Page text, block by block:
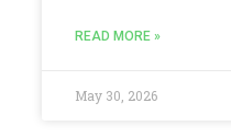
READ MORE »
May 30, 2026